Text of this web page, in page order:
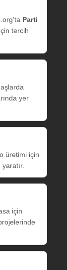
Parti
tercih
yer
üretimi için
için